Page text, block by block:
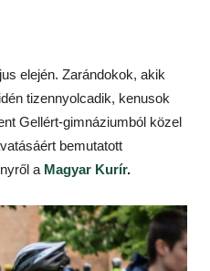
elején. Zarándokok, akik
tizennyolcadik, kenusok
Gellért-gimnáziumból közel
bemutatott
a Magyar Kurír.